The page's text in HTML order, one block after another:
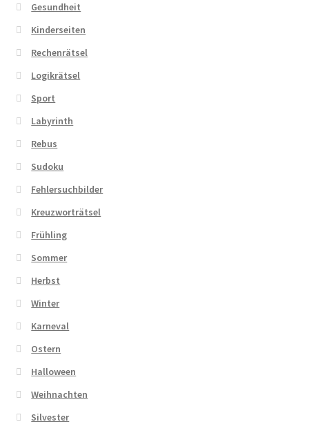
Gesundheit
Kinderseiten
Rechenrätsel
Logikrätsel
Sport
Labyrinth
Rebus
Sudoku
Fehlersuchbilder
Kreuzworträtsel
Frühling
Sommer
Herbst
Winter
Karneval
Ostern
Halloween
Weihnachten
Silvester